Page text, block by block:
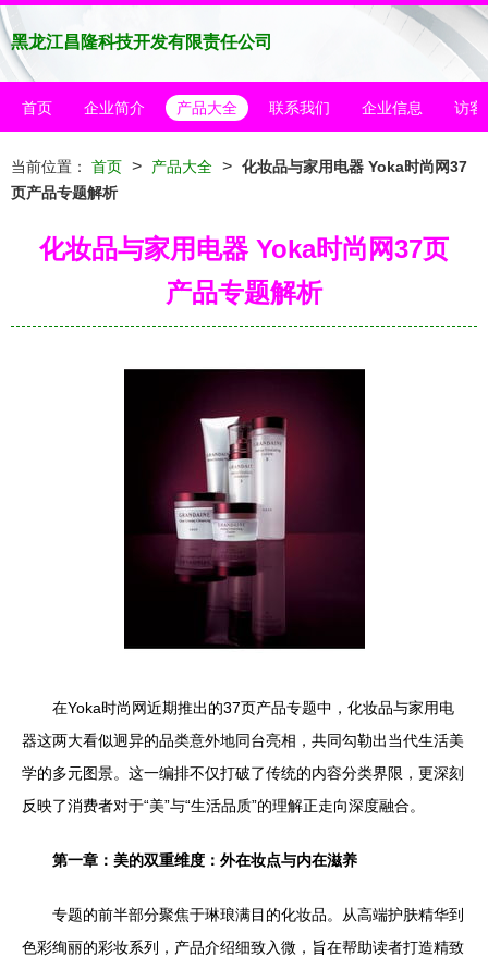
黑龙江昌隆科技开发有限责任公司
首页 企业简介 产品大全 联系我们 企业信息 访客
当前位置： 首页 > 产品大全 > 化妆品与家用电器 Yoka时尚网37
页产品专题解析
化妆品与家用电器 Yoka时尚网37页
产品专题解析
在Yoka时尚网近期推出的37页产品专题中，化妆品与家用电
器这两大看似迥异的品类意外地同台亮相，共同勾勒出当代生活美
学的多元图景。这一编排不仅打破了传统的内容分类界限，更深刻
反映了消费者对于“美”与“生活品质”的理解正走向深度融合。
第一章：美的双重维度：外在妆点与内在滋养
专题的前半部分聚焦于琳琅满目的化妆品。从高端护肤精华到
色彩绚丽的彩妆系列，产品介绍细致入微，旨在帮助读者打造精致